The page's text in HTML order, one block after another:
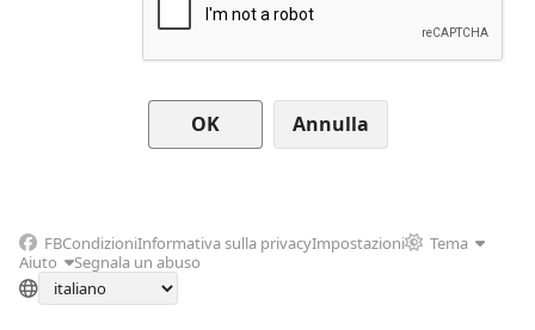
Annulla
FBCondizioniInformativa sulla privacyImpostazioni
Tema
Aiuto
Segnala un abuso